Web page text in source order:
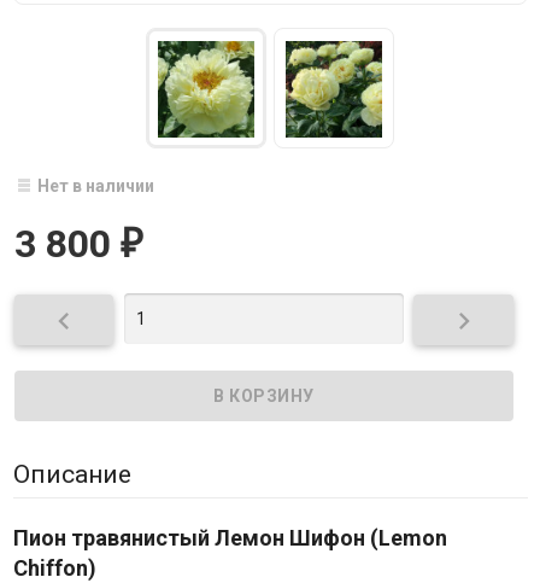
Нет в наличии
3 800 ₽
 
Описание
Пион травянистый Лемон Шифон (Lemon
Chiffon)